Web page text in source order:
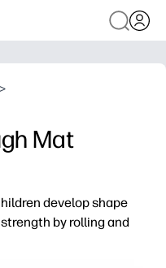
>
Mat
develop shape
by rolling and